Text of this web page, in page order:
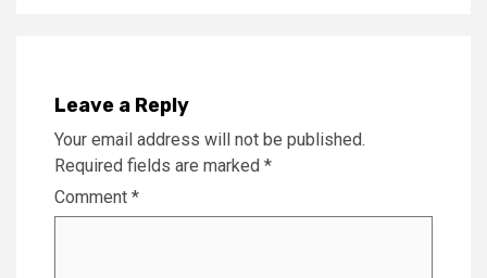
Leave a Reply
Your email address will not be published.
Required fields are marked *
Comment *